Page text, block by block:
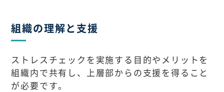
組織の理解と支援
ストレスチェックを実施する目的やメリットを
組織内で共有し、上層部からの支援を得ること
が必要です。